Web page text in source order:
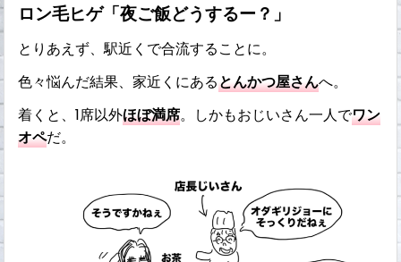
ロン毛ヒゲ「夜ご飯どうするー？」
とりあえず、駅近くで合流することに。
色々悩んだ結果、家近くにあるとんかつ屋さんへ。
着くと、1席以外ほぼ満席。しかもおじいさん一人でワン
オペだ。